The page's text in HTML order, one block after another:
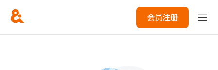
会员注册